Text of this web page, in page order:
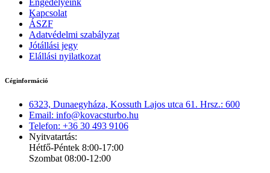
Engedélyeink
Kapcsolat
ÁSZF
Adatvédelmi szabályzat
Jótállási jegy
Elállási nyilatkozat
Céginformáció
6323, Dunaegyháza, Kossuth Lajos utca 61. Hrsz.: 600
Email: info@kovacsturbo.hu
Telefon: +36 30 493 9106
Nyitvatartás:
Hétfő-Péntek 8:00-17:00
Szombat 08:00-12:00